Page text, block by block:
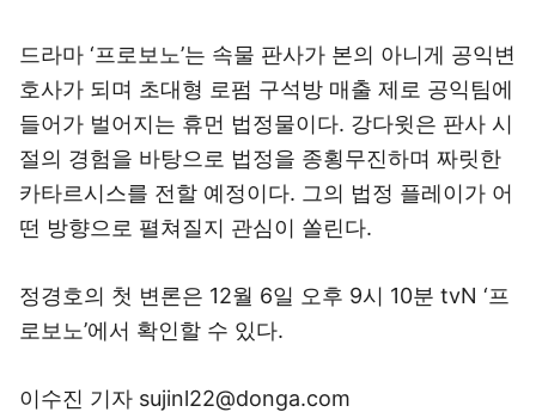
드라마 ‘프로보노’는 속물 판사가 본의 아니게 공익변
호사가 되며 초대형 로펌 구석방 매출 제로 공익팀에
들어가 벌어지는 휴먼 법정물이다. 강다윗은 판사 시
절의 경험을 바탕으로 법정을 종횡무진하며 짜릿한
카타르시스를 전할 예정이다. 그의 법정 플레이가 어
떤 방향으로 펼쳐질지 관심이 쏠린다.
정경호의 첫 변론은 12월 6일 오후 9시 10분 tvN ‘프
로보노’에서 확인할 수 있다.
이수진 기자 sujinl22@donga.com